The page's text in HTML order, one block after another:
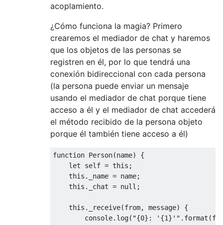
acoplamiento.
¿Cómo funciona la magia? Primero
crearemos el mediador de chat y haremos
que los objetos de las personas se
registren en él, por lo que tendrá una
conexión bidireccional con cada persona
(la persona puede enviar un mensaje
usando el mediador de chat porque tiene
acceso a él y el mediador de chat accederá
el método recibido de la persona objeto
porque él también tiene acceso a él)
function Person(name) {
    let self = this;
    this._name = name;
    this._chat = null;
    this._receive(from, message) {
console.log("{0}: